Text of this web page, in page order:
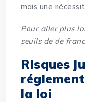
mais une
Pour aller plus
seuils de de
Risques
la loi